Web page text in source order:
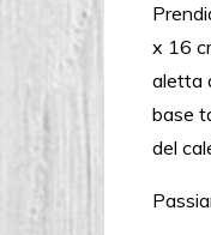
x 16
aletta
base
del